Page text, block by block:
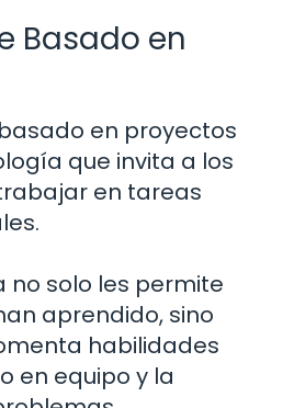
Basado en
en proyectos
que invita a los
en tareas
no solo les permite
aprendido, sino
habilidades
en equipo y la